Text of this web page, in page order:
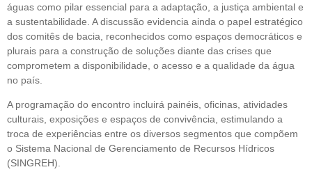
águas como pilar essencial para a adaptação, a justiça ambiental e
a sustentabilidade. A discussão evidencia ainda o papel estratégico
dos comitês de bacia, reconhecidos como espaços democráticos e
plurais para a construção de soluções diante das crises que
comprometem a disponibilidade, o acesso e a qualidade da água
no país.
A programação do encontro incluirá painéis, oficinas, atividades
culturais, exposições e espaços de convivência, estimulando a
troca de experiências entre os diversos segmentos que compõem
o Sistema Nacional de Gerenciamento de Recursos Hídricos
(SINGREH).